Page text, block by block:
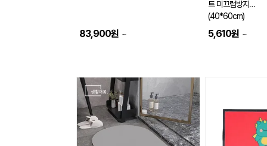
83,900원 ~
트 미끄럼방지
(40*60cm)
5,610원 ~